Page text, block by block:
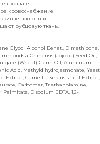
коллагена
кровоснабжение
ран и
рубцовую ткань.
Glycol, Alcohol Denat., Dimethicone,
Chinensis (Jojoba) Seed Oil,
(Wheat) Germ Oil, Aluminum
Acid, Methyldihydrojasmonate, Yeast
Extract, Camellia Sinensis Leaf Extract,
Carbomer, Triethanolamine,
Palmitate, Disodium EDTA, 1,2-